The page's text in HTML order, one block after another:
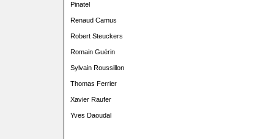
Pinatel
Renaud Camus
Robert Steuckers
Romain Guérin
Sylvain Roussillon
Thomas Ferrier
Xavier Raufer
Yves Daoudal